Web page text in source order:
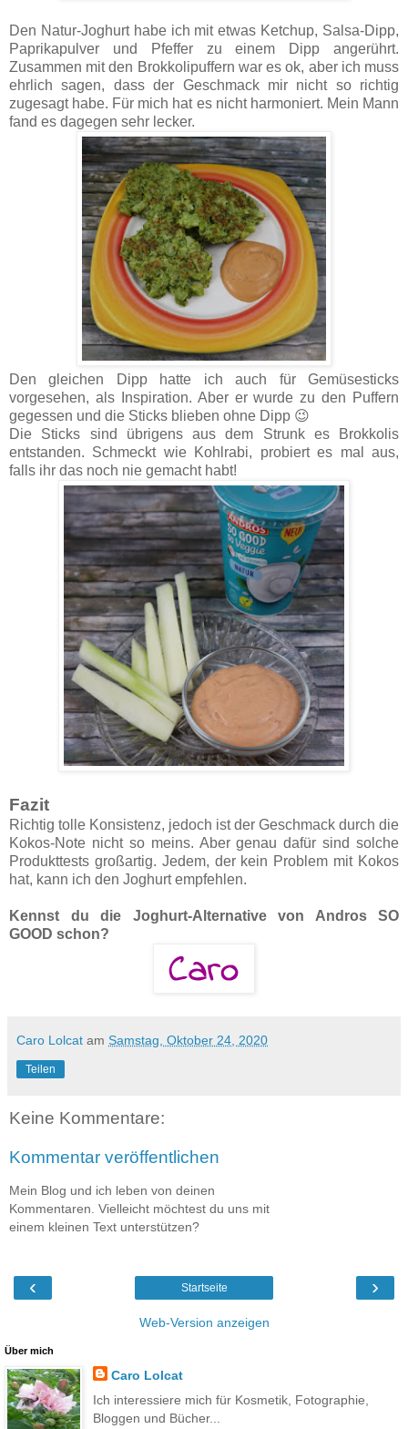
Den Natur-Joghurt habe ich mit etwas Ketchup, Salsa-Dipp,
Paprikapulver und Pfeffer zu einem Dipp angerührt.
Zusammen mit den Brokkolipuffern war es ok, aber ich muss
ehrlich sagen, dass der Geschmack mir nicht so richtig
zugesagt habe. Für mich hat es nicht harmoniert. Mein Mann
fand es dagegen sehr lecker.
Den gleichen Dipp hatte ich auch für Gemüsesticks
vorgesehen, als Inspiration. Aber er wurde zu den Puffern
gegessen und die Sticks blieben ohne Dipp 😉
Die Sticks sind übrigens aus dem Strunk es Brokkolis
entstanden. Schmeckt wie Kohlrabi, probiert es mal aus,
falls ihr das noch nie gemacht habt!
Fazit
Richtig tolle Konsistenz, jedoch ist der Geschmack durch die
Kokos-Note nicht so meins. Aber genau dafür sind solche
Produkttests großartig. Jedem, der kein Problem mit Kokos
hat, kann ich den Joghurt empfehlen.
Kennst du die Joghurt-Alternative von Andros SO
GOOD schon?
Caro Lolcat am Samstag, Oktober 24, 2020
Teilen
Keine Kommentare:
Kommentar veröffentlichen
Mein Blog und ich leben von deinen
Kommentaren. Vielleicht möchtest du uns mit
einem kleinen Text unterstützen?
‹ ›
Startseite
Web-Version anzeigen
Über mich
Caro Lolcat
Ich interessiere mich für Kosmetik, Fotographie,
Bloggen und Bücher...